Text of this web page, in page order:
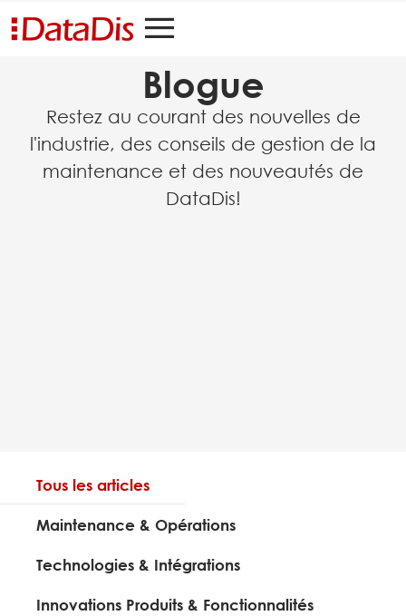
Blogue
Restez au courant des nouvelles de
l'industrie, des conseils de gestion de la
maintenance et des nouveautés de
DataDis!
Tous les articles
Maintenance & Opérations
Technologies & Intégrations
Innovations Produits & Fonctionnalités